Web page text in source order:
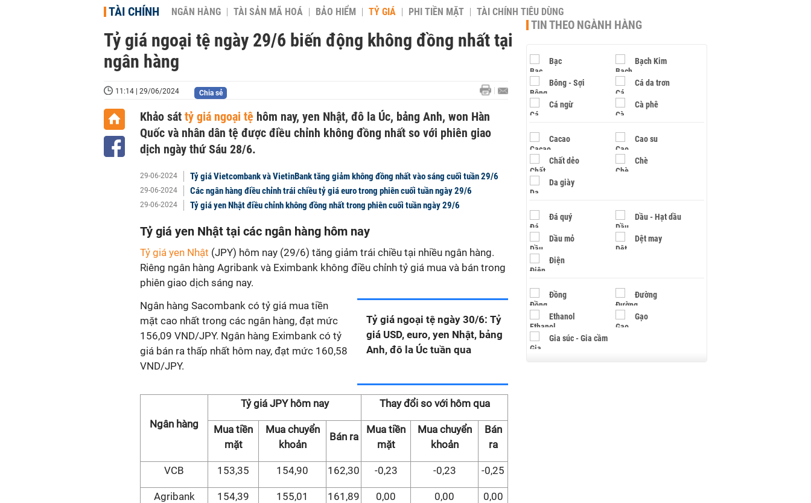
TÀI CHÍNH NGÂN HÀNG TÀI SẢN MÃ HOÁ BẢO HIỂM TỶ GIÁ PHI TIỀN MẶT TÀI CHÍNH TIÊU DÙNG
Tỷ giá ngoại tệ ngày 29/6 biến động không đồng nhất tại
ngân hàng
11:14 | 29/06/2024 Chia sẻ
Khảo sát tỷ giá ngoại tệ hôm nay, yen Nhật, đô la Úc, bảng Anh, won Hàn
Quốc và nhân dân tệ được điều chỉnh không đồng nhất so với phiên giao
dịch ngày thứ Sáu 28/6.
29-06-2024 Tỷ giá Vietcombank và VietinBank tăng giảm không đồng nhất vào sáng cuối tuần 29/6
29-06-2024 Các ngân hàng điều chỉnh trái chiều tỷ giá euro trong phiên cuối tuần ngày 29/6
29-06-2024 Tỷ giá yen Nhật điều chỉnh không đồng nhất trong phiên cuối tuần ngày 29/6
Tỷ giá yen Nhật tại các ngân hàng hôm nay
Tỷ giá yen Nhật (JPY) hôm nay (29/6) tăng giảm trái chiều tại nhiều ngân hàng.
Riêng ngân hàng Agribank và Eximbank không điều chỉnh tỷ giá mua và bán trong
phiên giao dịch sáng nay.
Tỷ giá ngoại tệ ngày 30/6: Tỷ
giá USD, euro, yen Nhật, bảng
Anh, đô la Úc tuần qua
Ngân hàng Sacombank có tỷ giá mua tiền
mặt cao nhất trong các ngân hàng, đạt mức
156,09 VND/JPY. Ngân hàng Eximbank có tỷ
giá bán ra thấp nhất hôm nay, đạt mức 160,58
VND/JPY.
Ngân hàng
Tỷ giá JPY hôm nay Thay đổi so với hôm qua
Mua tiền
mặt
Mua chuyển
khoản
Bán ra
Mua tiền
mặt
Mua chuyển
khoản
Bán
ra
VCB 153,35 154,90 162,30 -0,23 -0,23 -0,25
Agribank 154,39 155,01 161,89 0,00 0,00 0,00
TIN THEO NGÀNH HÀNG
Bạc Bạch Kim
Bông - Sợi Cá da trơn
Cá ngừ Cà phê
Cacao Cao su
Chất dẻo Chè
Da giày
Đá quý Dầu - Hạt dầu
Dầu mỏ Dệt may
Điện
Đồng Đường
Ethanol Gạo
Gia súc - Gia cầm